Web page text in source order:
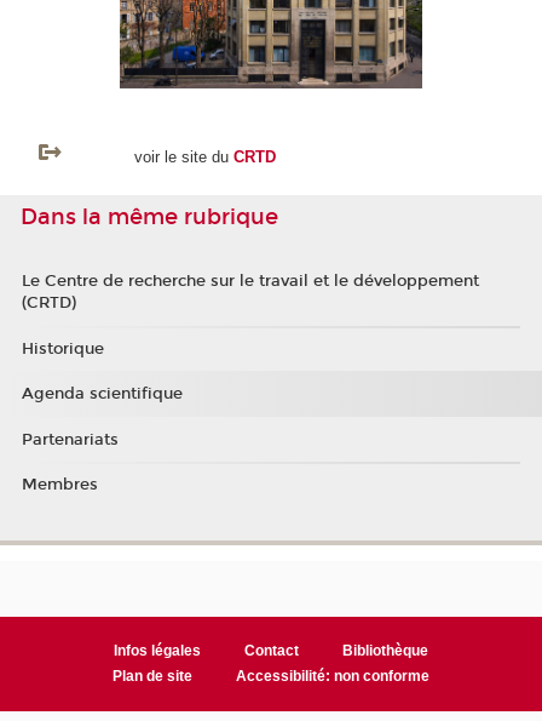
voir le site du CRTD
Dans la même rubrique
Le Centre de recherche sur le travail et le développement
(CRTD)
Historique
Agenda scientifique
Partenariats
Membres
Infos légales Contact
Bibliothèque
Plan de site
Accessibilité: non conforme